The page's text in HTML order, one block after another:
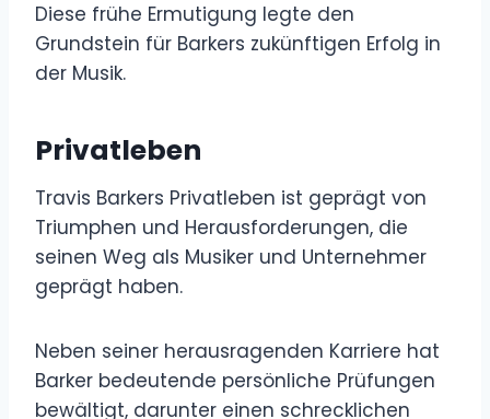
Diese frühe Ermutigung legte den
Grundstein für Barkers zukünftigen Erfolg in
der Musik.
Privatleben
Travis Barkers Privatleben ist geprägt von
Triumphen und Herausforderungen, die
seinen Weg als Musiker und Unternehmer
geprägt haben.
Neben seiner herausragenden Karriere hat
Barker bedeutende persönliche Prüfungen
bewältigt, darunter einen schrecklichen